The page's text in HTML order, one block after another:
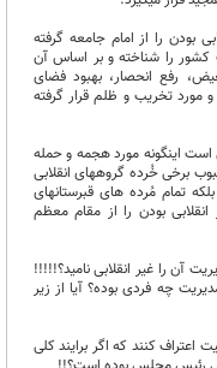
بودن را از امام جامعه گرفته
را شناخته و بر اساس آن
رفع انحصار، بهبود فضای
تخریب و ظلم قرار گرفته
اینگونه مورد هجمه و حمله
برخی خُرده گروههای انقلابی
تمام مُرده های قبرستانهای
بودن را از مقام معظم
آن را غیر انقلابی نامید؟!!!!!
چه فردی بوده؟ آیا از زیر
اعتراف کنند که اگر برایند کلی